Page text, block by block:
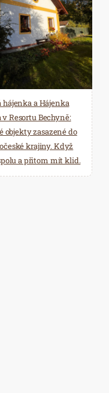
meloun,
Poté důkladně
podávejte
lehkým
Kombinace sladkého
a oživí vaše menu.
vyjímat na každém
meloun Bouquet,
20 plátků sušené
Citronovou šťávu
kostky melounu.
šunku a nakonec
chutě a osvěžte tuto
Na špízy s
například fetu nebo
právě pro
Bouquet, žlutý
200 g mini
krém.
Na špejle střídavě
hájenka a Hájenka
Resortu Bechyně:
objekty zasazené do
krajiny. Když
a přitom mít klid.